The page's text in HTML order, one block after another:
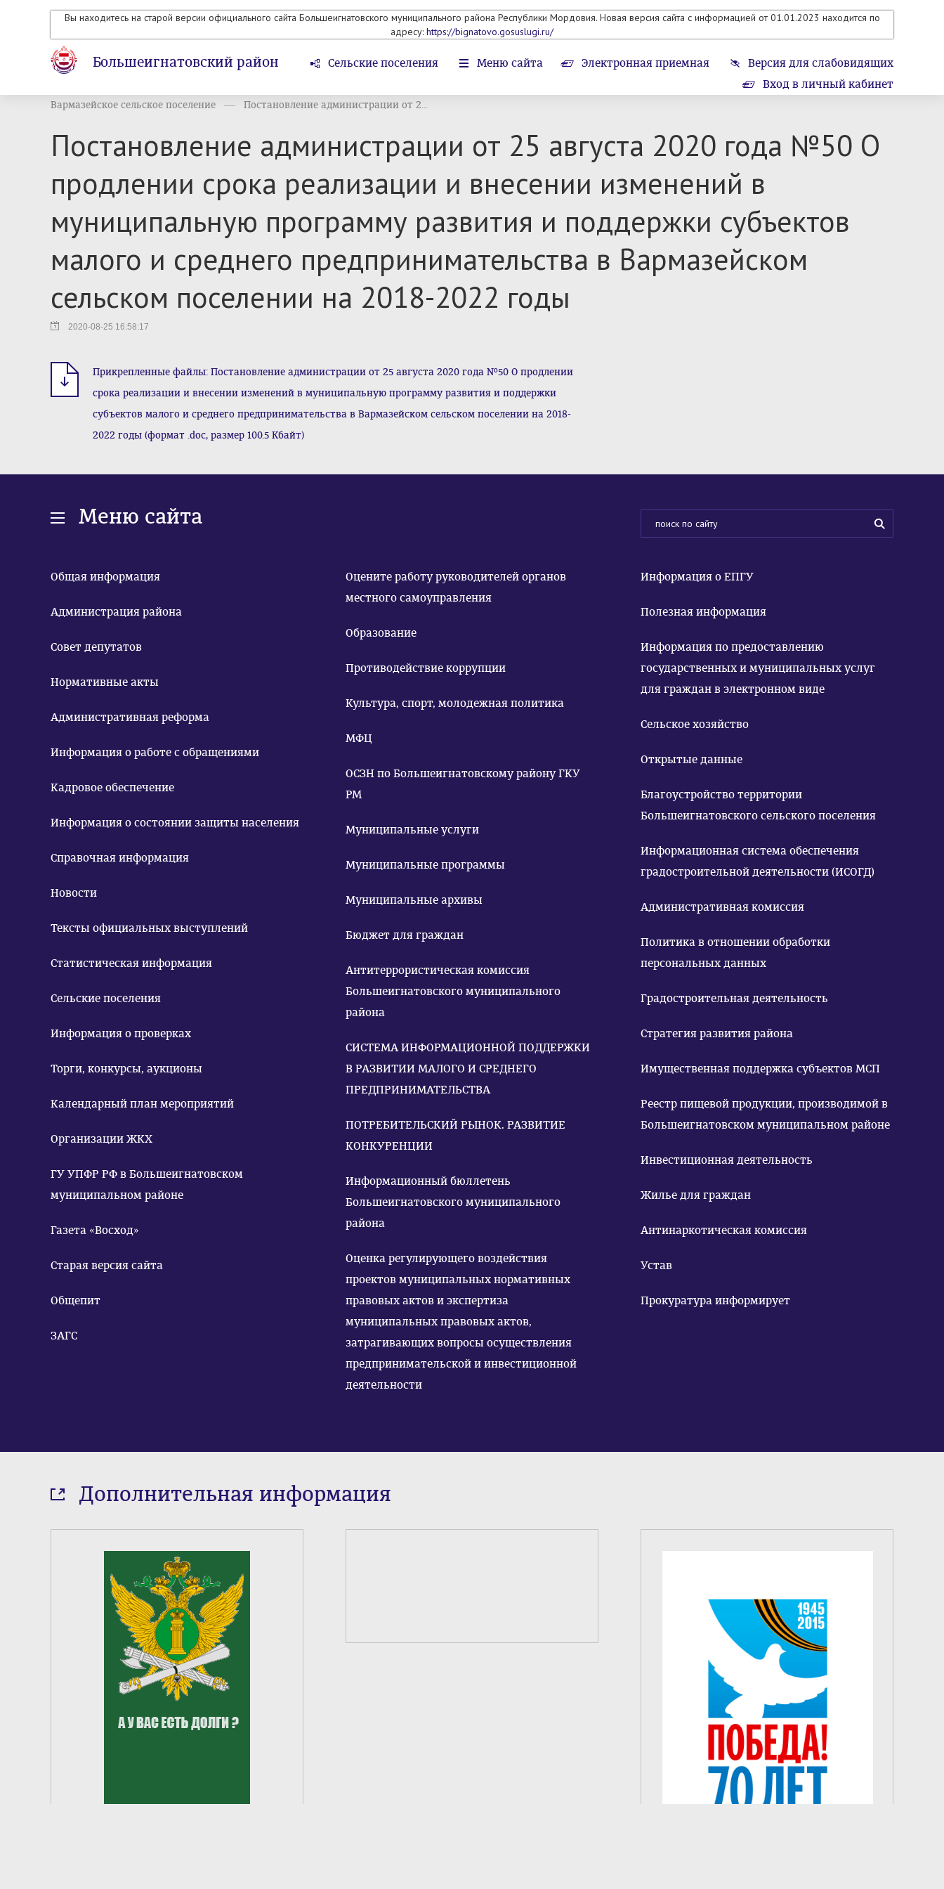
Вы находитесь на старой версии официального сайта Большеигнатовского муниципального района Республики Мордовия. Новая версия сайта с информацией от 01.01.2023 находится по
адресу: https://bignatovo.gosuslugi.ru/
Большеигнатовский район Сельские поселения Меню сайта Электронная приемная
Версия для слабовидящих
Вход в личный кабинет
Вармазейское сельское поселение Постановление администрации от 2...
Постановление администрации от 25 августа 2020 года №50 О
продлении срока реализации и внесении изменений в
муниципальную программу развития и поддержки субъектов
малого и среднего предпринимательства в Вармазейском
сельском поселении на 2018-2022 годы
2020-08-25 16:58:17
Прикрепленные файлы: Постановление администрации от 25 августа 2020 года №50 О продлении
срока реализации и внесении изменений в муниципальную программу развития и поддержки
субъектов малого и среднего предпринимательства в Вармазейском сельском поселении на 2018-
2022 годы (формат .doc, размер 100.5 Кбайт)
Меню сайта
Общая информация
Администрация района
Совет депутатов
Нормативные акты
Административная реформа
Информация о работе с обращениями
Кадровое обеспечение
Информация о состоянии защиты населения
Справочная информация
Новости
Тексты официальных выступлений
Статистическая информация
Сельские поселения
Информация о проверках
Торги, конкурсы, аукционы
Календарный план мероприятий
Организации ЖКХ
ГУ УПФР РФ в Большеигнатовском
муниципальном районе
Газета «Восход»
Старая версия сайта
Общепит
ЗАГС
Оцените работу руководителей органов
местного самоуправления
Образование
Противодействие коррупции
Культура, спорт, молодежная политика
МФЦ
ОСЗН по Большеигнатовскому району ГКУ
РМ
Муниципальные услуги
Муниципальные программы
Муниципальные архивы
Бюджет для граждан
Антитеррористическая комиссия
Большеигнатовского муниципального
района
СИСТЕМА ИНФОРМАЦИОННОЙ ПОДДЕРЖКИ
В РАЗВИТИИ МАЛОГО И СРЕДНЕГО
ПРЕДПРИНИМАТЕЛЬСТВА
ПОТРЕБИТЕЛЬСКИЙ РЫНОК. РАЗВИТИЕ
КОНКУРЕНЦИИ
Информационный бюллетень
Большеигнатовского муниципального
района
Оценка регулирующего воздействия
проектов муниципальных нормативных
правовых актов и экспертиза
муниципальных правовых актов,
затрагивающих вопросы осуществления
предпринимательской и инвестиционной
деятельности
Информация о ЕПГУ
Полезная информация
Информация по предоставлению
государственных и муниципальных услуг
для граждан в электронном виде
Сельское хозяйство
Открытые данные
Благоустройство территории
Большеигнатовского сельского поселения
Информационная система обеспечения
градостроительной деятельности (ИСОГД)
Административная комиссия
Политика в отношении обработки
персональных данных
Градостроительная деятельность
Стратегия развития района
Имущественная поддержка субъектов МСП
Реестр пищевой продукции, производимой в
Большеигнатовском муниципальном районе
Инвестиционная деятельность
Жилье для граждан
Антинаркотическая комиссия
Устав
Прокуратура информирует
Дополнительная информация